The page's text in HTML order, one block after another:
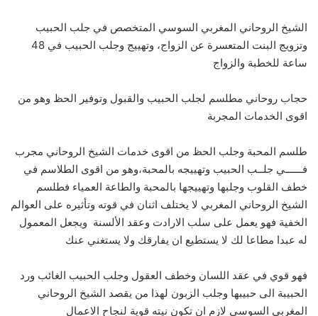
الشيخ الروحاني المغربي السوسي المتخصص في جلب الحبيب
وتزويج البنت المتعسرة عن الزواج، وتهييج وجلب الحبيب في 48
ساعة للخطبة والزواج
حجاب روحاني مطلسم لجلب الحبيب والقبول وتوفير الحظ وهو من
اقوى الخدمات المجربة
طلسم المحبة وجلب الحظ من اقوى خدمات الشيخ الروحاني مجرب
فــــــي جلــب الحبيب وتهييجه بالمحبة،وهو من اقوى الطلاسم في
خطف القلوب وجلبها وتهييجها بالمحبة والطاعة العمياء فطلسم
الشيخ الروحاني المغربي لا يختلف اثنان في قوته وتأثيره على العوالم
الخفية فهو يعمل على سلب الارادت وعقد الألسنة ويجعل المعمول
له عبدا مطاعا لك لا يستطيع ان يفارقك ولا يستغني عنك
فهو قوي في عقد اللسان وخطف العقول وجلب الحبيب الغائب ورد
الحبيبة الى حبيبها وجلب الزبون لهذا من يقصد الشيخ الروحاني
المغربي السوسي لازم ان تكون نيته قوية لنجاح الاعمال